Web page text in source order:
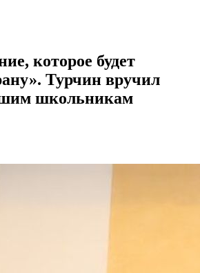
которое будет
Турчин вручил
школьникам